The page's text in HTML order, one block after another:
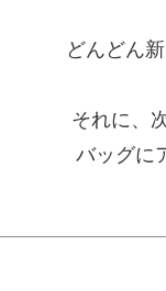
どんどん
それに、
バッグに